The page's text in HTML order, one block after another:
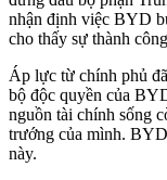
nhận định việc BYD
cho thấy sự thành
Áp lực từ chính phủ
bộ độc quyền của
nguồn tài chính sống
trướng của mình.
này.